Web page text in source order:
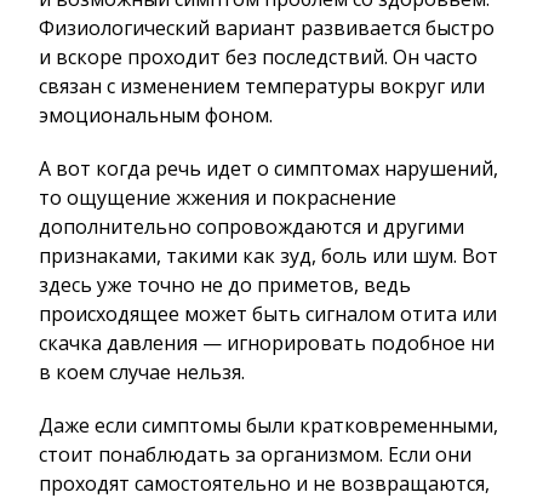
Физиологический вариант развивается быстро
и вскоре проходит без последствий. Он часто
связан с изменением температуры вокруг или
эмоциональным фоном.
А вот когда речь идет о симптомах нарушений,
то ощущение жжения и покраснение
дополнительно сопровождаются и другими
признаками, такими как зуд, боль или шум. Вот
здесь уже точно не до приметов, ведь
происходящее может быть сигналом отита или
скачка давления — игнорировать подобное ни
в коем случае нельзя.
Даже если симптомы были кратковременными,
стоит понаблюдать за организмом. Если они
проходят самостоятельно и не возвращаются,